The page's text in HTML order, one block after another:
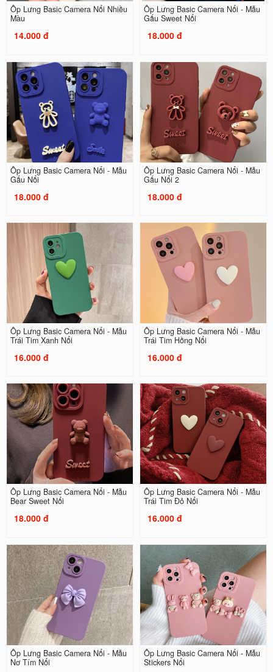
Ốp Lưng Basic Camera Nổi Nhiều
Màu
14.000 đ
Ốp Lưng Basic Camera Nổi - Mẫu
Gấu Sweet Nổi
18.000 đ
Ốp Lưng Basic Camera Nổi - Mẫu
Gấu Nổi
18.000 đ
Ốp Lưng Basic Camera Nổi - Mẫu
Gấu Nổi 2
18.000 đ
Ốp Lưng Basic Camera Nổi - Mẫu
Trái Tim Xanh Nổi
16.000 đ
Ốp Lưng Basic Camera Nổi - Mẫu
Trái Tim Hồng Nổi
16.000 đ
Ốp Lưng Basic Camera Nổi - Mẫu
Bear Sweet Nổi
18.000 đ
Ốp Lưng Basic Camera Nổi - Mẫu
Trái Tim Đỏ Nổi
16.000 đ
Ốp Lưng Basic Camera Nổi - Mẫu
Nơ Tím Nổi
Ốp Lưng Basic Camera Nổi - Mẫu
Stickers Nổi